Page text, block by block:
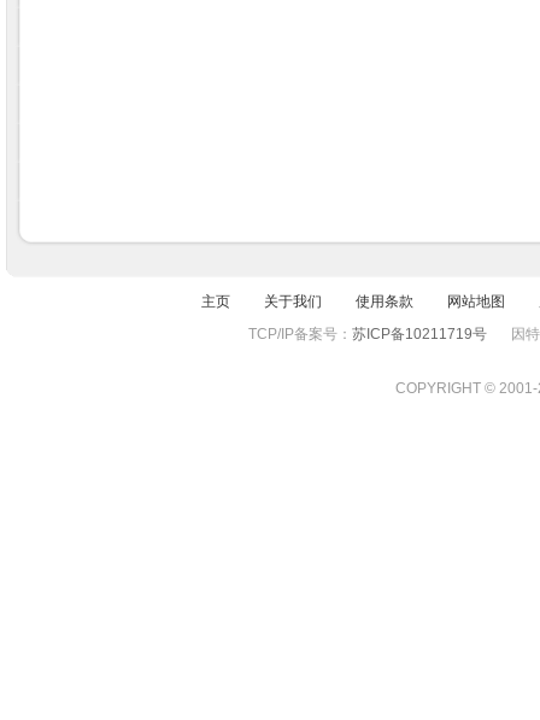
主页 关于我们 使用条款 网站地图
TCP/IP备案号： 苏ICP备10211719号 因
COPYRIGHT ©